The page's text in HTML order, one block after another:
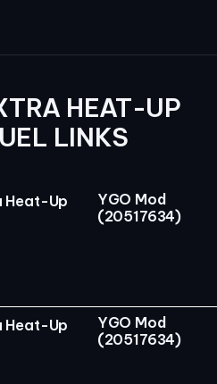
HEAT-UP
LINKS
Heat-Up
YGO Mod
(20517634)
Heat-Up
YGO Mod
(20517634)